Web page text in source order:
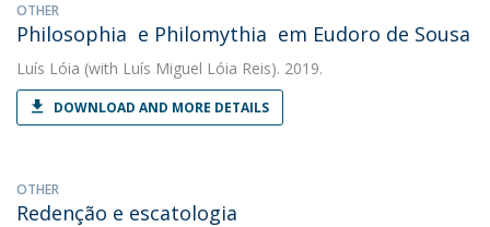
OTHER
Philosophia e Philomythia em Eudoro de Sousa
Luís Lóia (with Luís Miguel Lóia Reis). 2019.
DOWNLOAD AND MORE DETAILS
OTHER
Redenção e escatologia